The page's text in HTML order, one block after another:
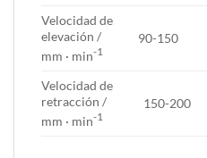
Velocidad de
elevación /
mm · min-1
90-150
Velocidad de
retracción /
mm · min-1
150-200